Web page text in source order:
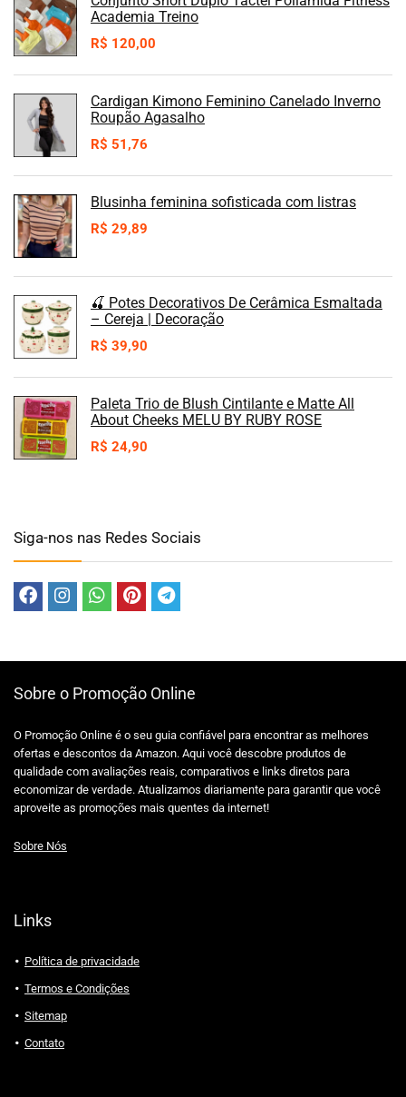
Academia Treino
R$ 120,00
Cardigan Kimono Feminino Canelado Inverno
Roupão Agasalho
R$ 51,76
Blusinha feminina sofisticada com listras
R$ 29,89
🍒 Potes Decorativos De Cerâmica Esmaltada
– Cereja | Decoração
R$ 39,90
Paleta Trio de Blush Cintilante e Matte All
About Cheeks MELU BY RUBY ROSE
R$ 24,90
Siga-nos nas Redes Sociais
Sobre o Promoção Online
O Promoção Online é o seu guia confiável para encontrar as melhores
ofertas e descontos da Amazon. Aqui você descobre produtos de
qualidade com avaliações reais, comparativos e links diretos para
economizar de verdade. Atualizamos diariamente para garantir que você
aproveite as promoções mais quentes da internet!
Sobre Nós
Links
Política de privacidade
Termos e Condições
Sitemap
Contato